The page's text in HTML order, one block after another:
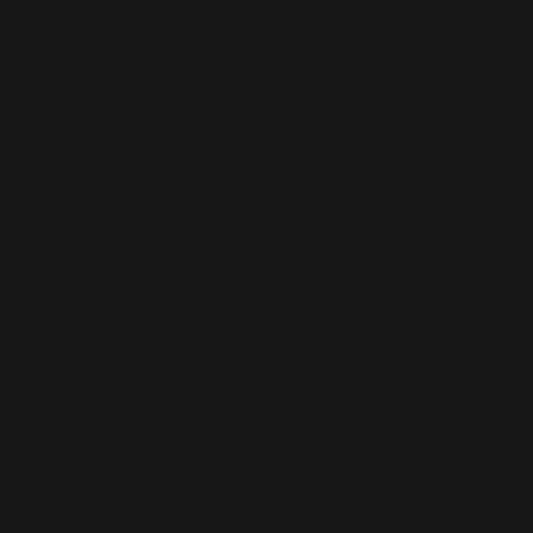
Эти фирмы давно
В нашем магазине вы
абонентские коробки,